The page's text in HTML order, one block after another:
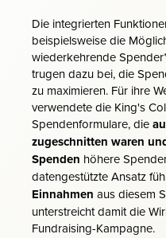
Die integrierten
beispielsweise die
wiederkehrende
trugen dazu bei, die
zu maximieren. Für ihre
verwendete die King's
Spendenformulare, die
zugeschnitten waren
Spenden höhere
datengestützte Ansatz
Einnahmen aus diesem
unterstreicht damit die
Fundraising-Kampagne.